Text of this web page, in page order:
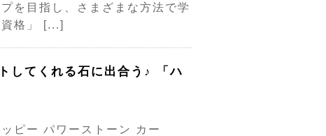
を目指し、さまざまな方法で学
格」 [...]
してくれる石に出合う♪ 「ハ
ピー パワーストーン カー